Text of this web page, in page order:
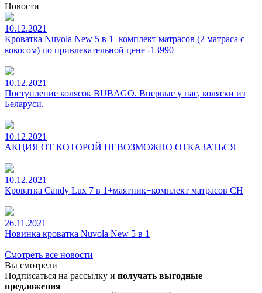
Новости
10.12.2021
Кроватка Nuvola New 5 в 1+комплект матрасов (2 матраса с
кокосом) по привлекательной цене -13990⠀
10.12.2021
Поступление колясок BUBAGO. Впервые у нас, коляски из
Беларуси.
10.12.2021
АКЦИЯ ОТ КОТОРОЙ НЕВОЗМОЖНО ОТКАЗАТЬСЯ
10.12.2021
Кроватка Candy Lux 7 в 1+маятник+комплект матрасов CH
26.11.2021
Новинка кроватка Nuvola New 5 в 1
Смотреть все новости
Вы смотрели
Подписаться на рассылку и получать выгодные
предложения